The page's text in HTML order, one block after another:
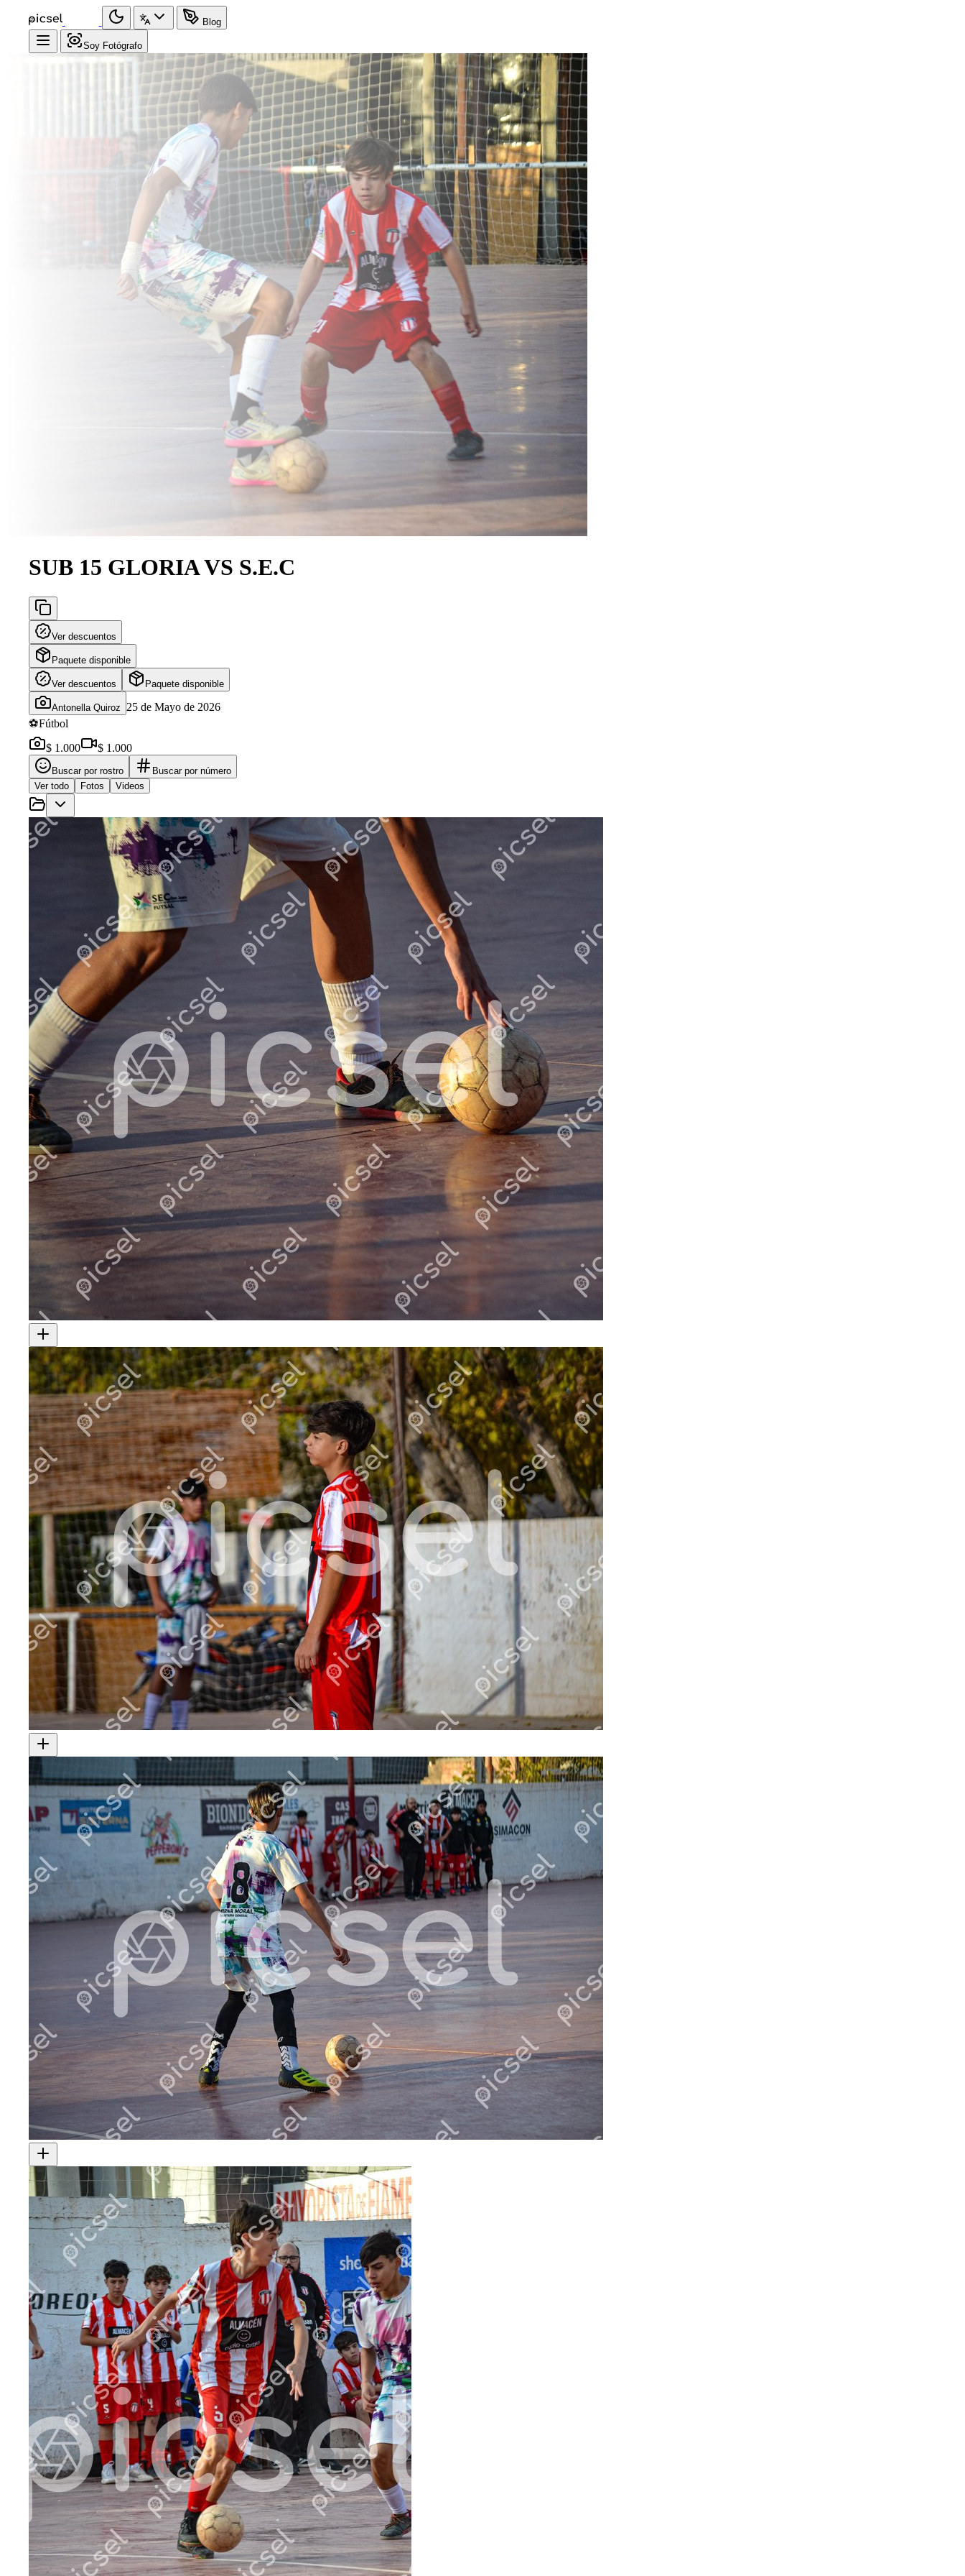
Blog
Soy Fotógrafo
SUB 15 GLORIA VS S.E.C
Ver descuentos
Paquete disponible
Ver descuentos Paquete disponible
Antonella Quiroz
25 de Mayo de 2026
⚽Fútbol
$ 1.000
$ 1.000
Buscar por rostro
Buscar por número
Ver todo
Fotos Videos